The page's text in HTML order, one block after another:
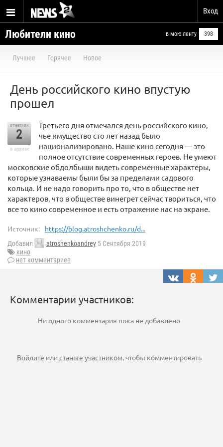
Вход
Любители кино в мою ленту 398
Лучшее Горячее Новое
День российского кино впустую
прошел
отметили
2
в архиве
Третьего дня отмечался день российского кино,
чье имущество сто лет назад было
национализировано. Наше кино сегодня — это
полное отсутствие современных героев. Не умеют
московские обдолбыши видеть современные характеры,
которые узнаваемы были бы за пределами садового
кольца. И не надо говорить про то, что в обществе нет
характеров, что в обществе винегрет сейчас твориться, что
все то кино современное и есть отражение нас на экране.
Источник: https://blog.atroshchenko.ru/d...
Добавил atroshenkoandrey 5 Сентября 2019
кино
нет комментариев
Комментарии участников:
Ни одного комментария пока не добавлено
Войдите илистаньте участником, чтобы комментировать